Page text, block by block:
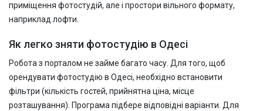
приміщення фотостудій, але і простори вільного формату,
наприклад лофти.
Як легко зняти фотостудію в Одесі
Робота з порталом не займе багато часу. Для того, щоб
орендувати фотостудію в Одесі, необхідно встановити
фільтри (кількість гостей, прийнятна ціна, місце
розташування). Програма підбере відповідні варіанти. Для